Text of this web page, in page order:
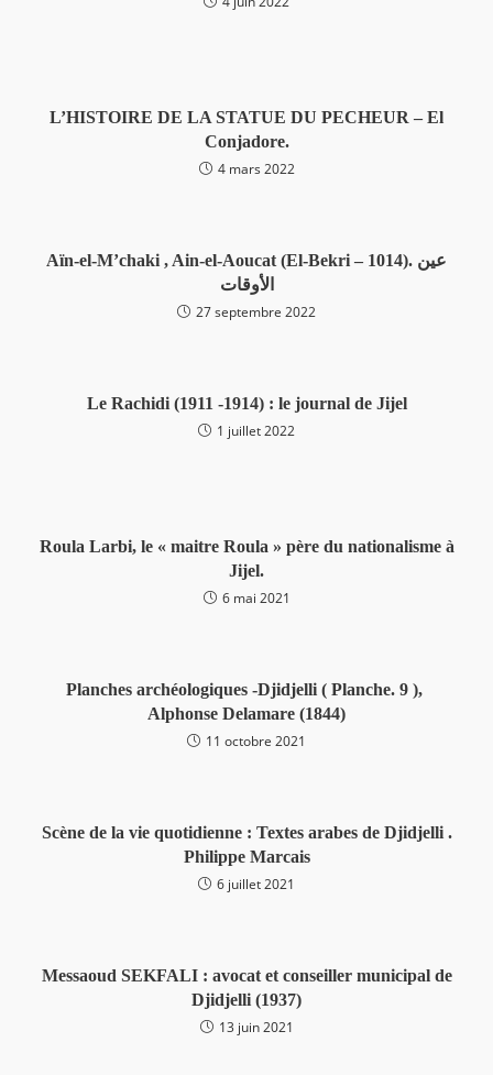
L’HISTOIRE DE LA STATUE DU PECHEUR – El
Conjadore.
4 mars 2022
Aïn-el-M’chaki , Ain-el-Aoucat (El-Bekri – 1014). عين
الأوقات
27 septembre 2022
Le Rachidi (1911 -1914) : le journal de Jijel
1 juillet 2022
Roula Larbi, le « maitre Roula » père du nationalisme à
Jijel.
6 mai 2021
Planches archéologiques -Djidjelli ( Planche. 9 ),
Alphonse Delamare (1844)
11 octobre 2021
Scène de la vie quotidienne : Textes arabes de Djidjelli .
Philippe Marcais
6 juillet 2021
Messaoud SEKFALI : avocat et conseiller municipal de
Djidjelli (1937)
13 juin 2021